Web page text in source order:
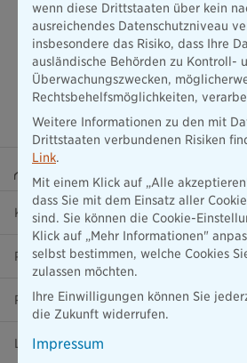
Karriere
Presse
Ratgeber
Lob & Kritik
wenn diese Drittstaaten über kein
ausreichendes Datenschutzniveau
insbesondere das Risiko, dass Ihre
ausländische Behörden zu Kontroll-
Überwachungszwecken,
Rechtsbehelfsmöglichkeiten,
Weitere Informationen zu den mit
Drittstaaten verbundenen Risiken
Link.
Mit einem Klick auf „Alle
dass Sie mit dem Einsatz aller
sind. Sie können die Cookie-
Klick auf „Mehr Informationen"
selbst bestimmen, welche Cookies
zulassen möchten.
Ihre Einwilligungen können Sie
die Zukunft widerrufen.
Impressum